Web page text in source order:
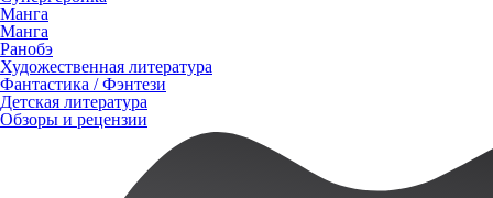
Манга
Манга
Ранобэ
Художественная литература
Фантастика / Фэнтези
Детская литература
Обзоры и рецензии